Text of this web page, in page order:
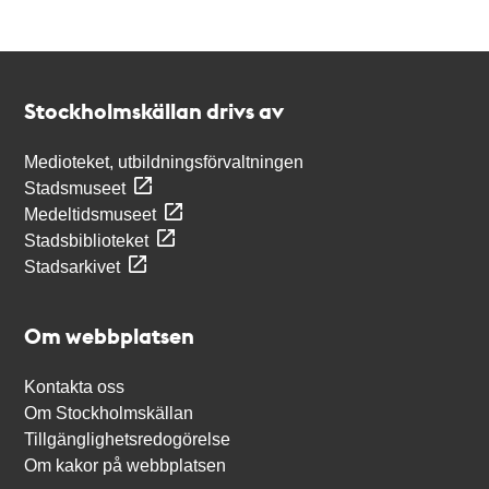
Stockholmskällan drivs av
Medioteket, utbildningsförvaltningen
Stadsmuseet
Medeltidsmuseet
Stadsbiblioteket
Stadsarkivet
Om webbplatsen
Kontakta oss
Om Stockholmskällan
Tillgänglighetsredogörelse
Om kakor på webbplatsen